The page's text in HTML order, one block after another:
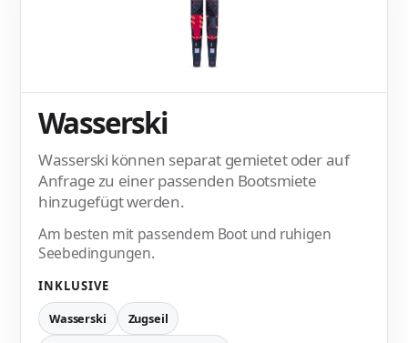
Wasserski
Wasserski können separat gemietet oder auf
Anfrage zu einer passenden Bootsmiete
hinzugefügt werden.
Am besten mit passendem Boot und ruhigen
Seebedingungen.
INKLUSIVE
Wasserski
Zugseil